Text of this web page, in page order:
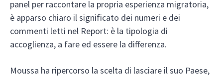
panel per raccontare la propria esperienza migratoria,
è apparso chiaro il significato dei numeri e dei
commenti letti nel Report: è la tipologia di
accoglienza, a fare ed essere la differenza.
Moussa ha ripercorso la scelta di lasciare il suo Paese,